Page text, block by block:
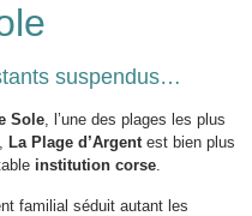
suspendus…
Sole, l’une des plages les plus
La Plage d’Argentest bien plus
institution corse.
familial séduit autant les